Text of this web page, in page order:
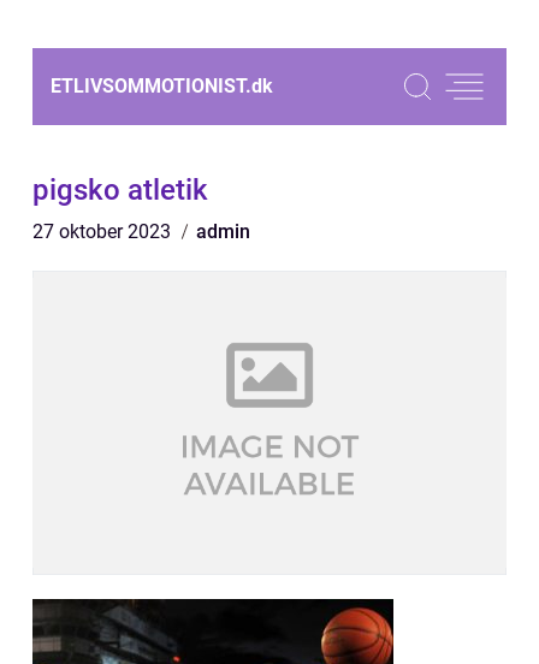
ETLIVSOMMOTIONIST.dk
pigsko atletik
27 oktober 2023 admin